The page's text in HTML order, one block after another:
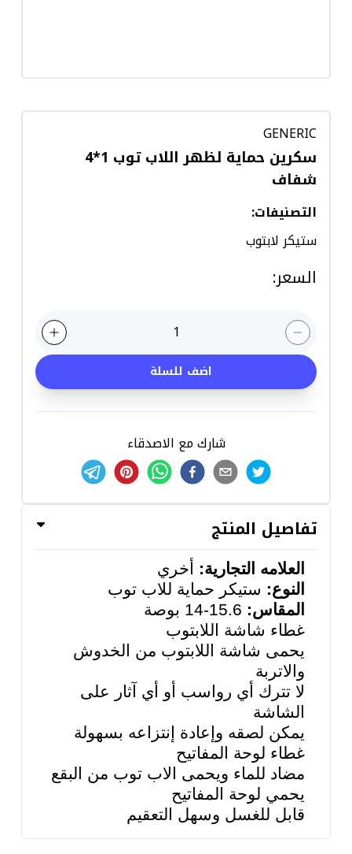
GENERIC
سكرين حماية لظهر اللاب توب 1*4
شفاف
التصنيفات:
ستيكر لابتوب
السعر:
1
اضف للسلة
شارك مع الاصدقاء
تفاصيل المنتج
العلامه التجارية: أخري
النوع: ستيكر حماية للاب توب
المقاس:
غطاء شاشة اللابتوب
يحمى شاشة اللابتوب من الخدوش
والاتربة
لا تترك أي رواسب أو أي آثار على
الشاشة
يمكن لصقه وإعادة إنتزاعه بسهولة
غطاء لوحة المفاتيح
مضاد للماء ويحمى الاب توب من البقع
يحمي لوحة المفاتيح
قابل للغسل وسهل التعقيم